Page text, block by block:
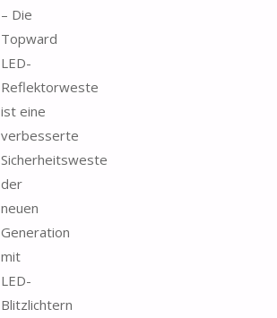
– Die
Topward
LED-
Reflektorweste
ist eine
verbesserte
Sicherheitsweste
der
neuen
Generation
mit
LED-
Blitzlichtern